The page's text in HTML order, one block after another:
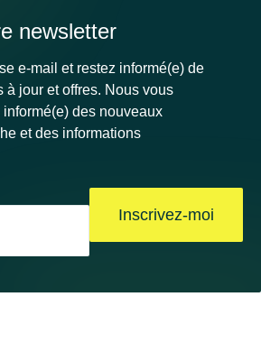
newsletter
e-mail et restez informé(e) de
à jour et offres. Nous vous
des nouveaux
et des informations
Inscrivez-moi